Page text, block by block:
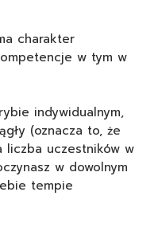
charakter
w tym w
indywidualnym,
(oznacza to, że
liczba uczestników w
w dowolnym
tempie